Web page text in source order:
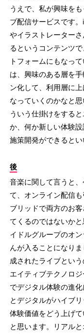
うえで、私が興味を
ブ配信サービスです
やイラストレーター
るというコンテンツ
トフォームにもなっ
は、興味のある層を
ン化して、利用層に
なっていくのかなと
ういう仕掛けをする
か、何か新しい体験設
施策開発ができるとい
後
音楽に関して言うと
て、オンライン配信
ブリッドで両方のお
てくるのではないか
イドルグループのオ
んが入ることになり
成されたライブとい
エイティブテクノロ
でデジタル体験の進
とデジタルがハイブ
体験価値をどう上げ
と思います。リアル